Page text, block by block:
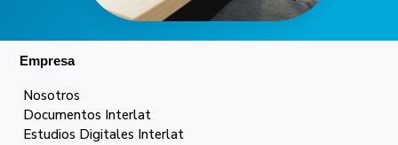
Empresa
Nosotros
Documentos Interlat
Estudios Digitales Interlat